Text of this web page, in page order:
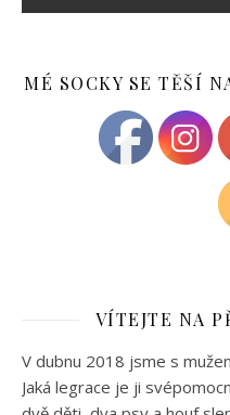
MÉ SOCKY SE TĚŠÍ
VÍTEJTE NA
V dubnu 2018 jsme s
Jaká legrace je ji